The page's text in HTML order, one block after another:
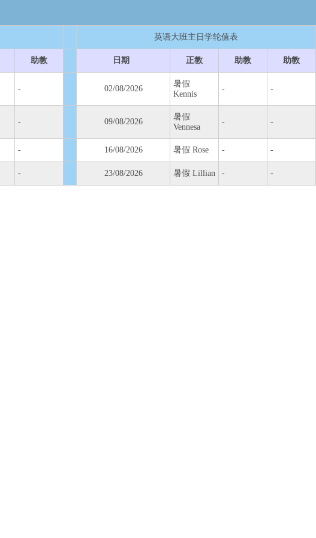
英语大班主日学轮值表
助教 日期 正教 助教 助教
- 02/08/2026
暑假
Kennis
- -
- 09/08/2026
暑假
Vennesa
- -
- 16/08/2026 暑假 Rose - -
- 23/08/2026 暑假 Lillian - -